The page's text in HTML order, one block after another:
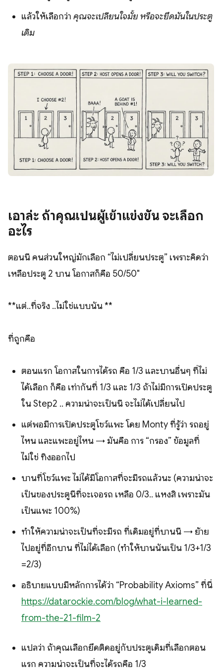
แล้วให้เลือกว่า คุณจะเปลี่ยนใจมั้ย หรือจะยึดมั่นในประตู
เดิม
เอาล่ะ ถ้าคุณเป็นผู้เข้าแข่งขัน จะเลือก
อะไร
ตอนนี้ คนส่วนใหญ่มักเลือก “ไม่เปลี่ยนประตู” เพราะคิดว่า
เหลือประตู 2 บาน โอกาสก็คือ 50/50"
**แต่..ที่จริง ..ไม่ใช่แบบนั้น **
ที่ถูกคือ
ตอนแรก โอกาสในการได้รถ คือ 1/3 และบานอื่นๆ ที่ไม่
ได้เลือก ก็คือ เท่ากันที่ 1/3 และ 1/3 ถ้าไม่มีการเปิดประตู
ใน Step2 .. ความน่าจะเป็นนี้ จะไม่ได้เปลี่ยนไป
แต่พอมีการเปิดประตูโชว์แพะ โดย Monty ที่รู้ว่า รถอยู่
ไหน และแพะอยู่ไหน → มันคือ การ “กรอง” ข้อมูลที่
ไม่ใช่ ทิ้งออกไป
บานที่โชว์แพะ ไม่ได้มีโอกาสที่จะมีรถแล้วนะ (ความน่าจะ
เป็นของประตูนี้ที่จะเจอรถ เหลือ 0/3.. แหงสิ เพราะมัน
เป็นแพะ 100%)
ทำให้ความน่าจะเป็นที่จะมีรถ ที่เดิมอยู่ที่บานนี้ → ย้าย
ไปอยู่ที่อีกบาน ที่ไม่ได้เลือก (ทำให้บานนั้นเป็น 1/3+1/3
=2/3)
อธิบายแบบมีหลักการได้ว่า “Probability Axioms” ที่นี่
https://datarockie.com/blog/what-i-learned-
from-the-21-film-2
แปลว่า ถ้าคุณเลือกยึดติดอยู่กับประตูเดิมที่เลือกตอน
แรก ความน่าจะเป็นที่จะได้รถคือ 1/3